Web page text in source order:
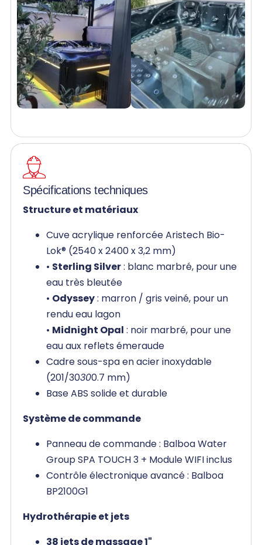
Spécifications techniques
Structure et matériaux
Cuve acrylique renforcée Aristech Bio-
Lok® (2540 x 2400 x 3,2 mm)
• Sterling Silver: blanc marbré, pour une
eau très bleutée
• Odyssey: marron / gris veiné, pour un
rendu eau lagon
• Midnight Opal : noir marbré, pour une
eau aux reflets émeraude
Cadre sous-spa en acier inoxydable
(201/30300.7 mm)
Base ABS solide et durable
Système de commande
Panneau de commande : Balboa Water
Group SPA TOUCH 3 + Module WIFI inclus
Contrôle électronique avancé : Balboa
BP2100G1
Hydrothérapie et jets
38 jets de massage 1"